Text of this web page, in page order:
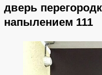
дверь
напылением 111